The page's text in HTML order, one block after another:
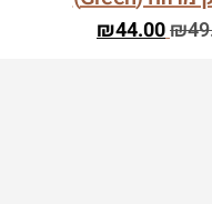
₪
₪44.00